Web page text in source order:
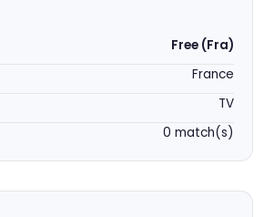
Free (Fra)
France
TV
0 match(s)